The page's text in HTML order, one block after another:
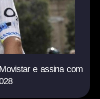
e assina com